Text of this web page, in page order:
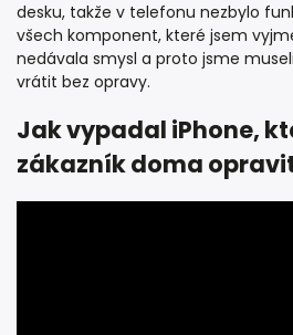
desku, takže v telefonu nezbylo
všech komponent, které jsem
nedávala smysl a proto jsme
vrátit bez opravy.
Jak vypadal iPhone,
zákazník doma